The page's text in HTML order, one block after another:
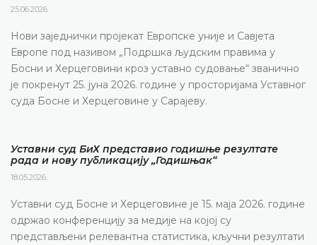
25.06.2026.
Нови заједнички пројекат Европске уније и Савјета
Европе под називом „Подршка људским правима у
Босни и Херцеговини кроз уставно судовање“ званично
је покренут 25. јуна 2026. године у просторијама Уставног
суда Босне и Херцеговине у Сарајеву.
Уставни суд БиХ представио годишње резултате
рада и нову публикацију „Годишњак“
18.05.2026.
Уставни суд Босне и Херцеговине је 15. маја 2026. године
одржао конференцију за медије на којој су
представљени релевантна статистика, кључни резултати